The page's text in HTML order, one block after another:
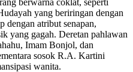
yang beriringan dengan
dengan atribut senapan,
yang gagah. Deretan pahlawan
Imam Bonjol, dan
sosok R.A. Kartini
wanita.